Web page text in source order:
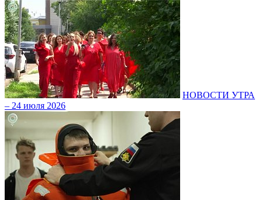
НОВОСТИ УТРА
– 24 июля 2026